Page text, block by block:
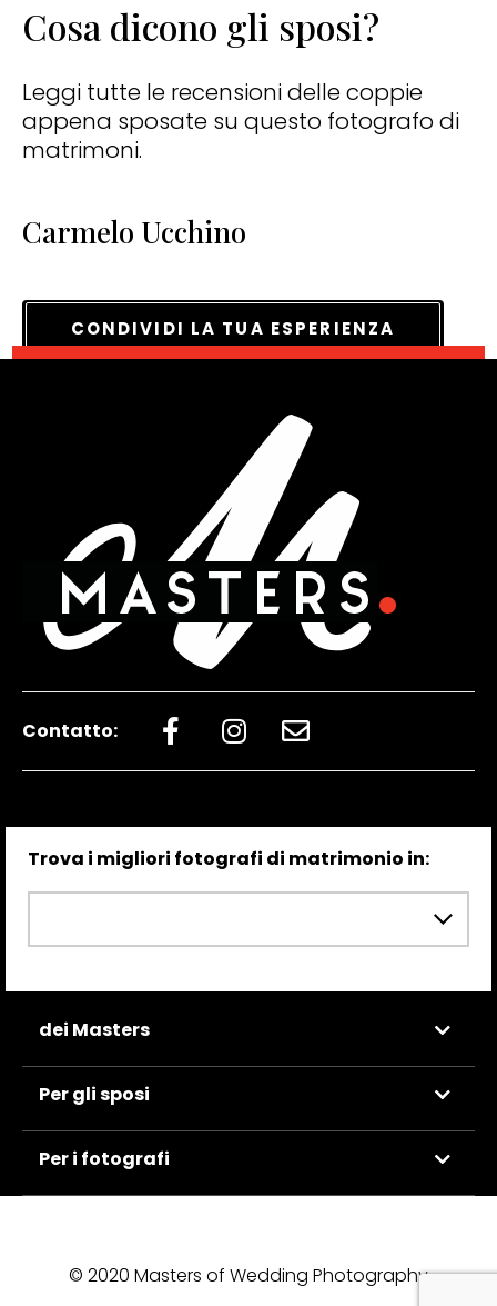
Cosa dicono gli sposi?
Leggi tutte le recensioni delle coppie
appena sposate su questo fotografo di
matrimoni.
Carmelo Ucchino
CONDIVIDI LA TUA ESPERIENZA
Contatto:
Trova i migliori fotografi di matrimonio in:
dei Masters
Per gli sposi
Per i fotografi
© 2020 Masters of Wedding Photography